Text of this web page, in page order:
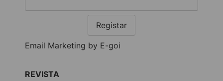
Registar
Email Marketing by E-goi
REVISTA